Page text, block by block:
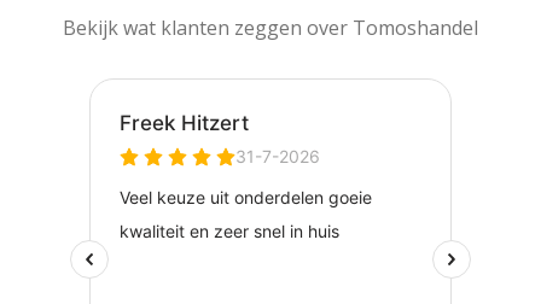
Bekijk wat klanten zeggen over Tomoshandel